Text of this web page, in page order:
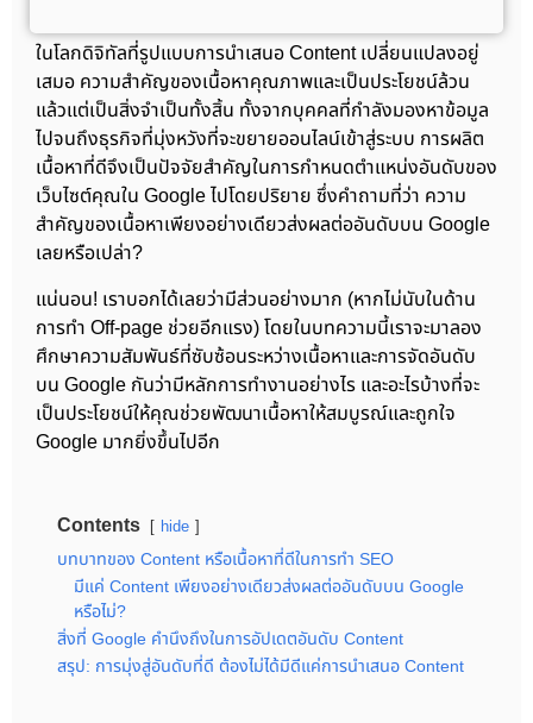
ในโลกดิจิทัลที่รูปแบบการนำเสนอ Content เปลี่ยนแปลงอยู่
เสมอ ความสำคัญของเนื้อหาคุณภาพและเป็นประโยชน์ล้วน
แล้วแต่เป็นสิ่งจำเป็นทั้งสิ้น ทั้งจากบุคคลที่กำลังมองหาข้อมูล
ไปจนถึงธุรกิจที่มุ่งหวังที่จะขยายออนไลน์เข้าสู่ระบบ การผลิต
เนื้อหาที่ดีจึงเป็นปัจจัยสำคัญในการกำหนดตำแหน่งอันดับของ
เว็บไซต์คุณใน Google ไปโดยปริยาย ซึ่งคำถามที่ว่า ความ
สำคัญของเนื้อหาเพียงอย่างเดียวส่งผลต่ออันดับบน Google
เลยหรือเปล่า?
แน่นอน! เราบอกได้เลยว่ามีส่วนอย่างมาก (หากไม่นับในด้าน
การทำ Off-page ช่วยอีกแรง) โดยในบทความนี้เราจะมาลอง
ศึกษาความสัมพันธ์ที่ซับซ้อนระหว่างเนื้อหาและการจัดอันดับ
บน Google กันว่ามีหลักการทำงานอย่างไร และอะไรบ้างที่จะ
เป็นประโยชน์ให้คุณช่วยพัฒนาเนื้อหาให้สมบูรณ์และถูกใจ
Google มากยิ่งขึ้นไปอีก
Contents hide
บทบาทของ Content หรือเนื้อหาที่ดีในการทำ SEO
มีแค่ Content เพียงอย่างเดียวส่งผลต่ออันดับบน Google
หรือไม่?
สิ่งที่ Google คำนึงถึงในการอัปเดตอันดับ Content
สรุป: การมุ่งสู่อันดับที่ดี ต้องไม่ได้มีดีแค่การนำเสนอ Content